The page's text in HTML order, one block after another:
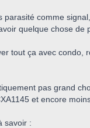
comme
quelque chose de
tout ça avec condo,
pas grand
et encore
savoir :